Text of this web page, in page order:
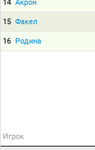
14 Акрон
15 Факел
16 Родина
Игрок